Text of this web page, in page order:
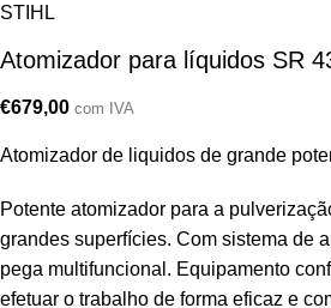
STIHL
Atomizador para líquidos SR
€679,00 com IVA
Atomizador de liquidos de grande
Potente atomizador para a
grandes superfícies. Com sistema de
pega multifuncional. Equipamento
efetuar o trabalho de forma eficaz e